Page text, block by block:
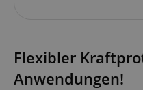
Flexibler
Anwendungen!